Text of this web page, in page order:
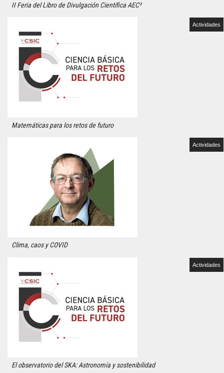
II Feria del Libro de Divulgación Científica AEC²
Actividades
Matemáticas para los retos de futuro
Actividades
Clima, caos y COVID
Actividades
El observatorio del SKA: Astronomía y sostenibilidad